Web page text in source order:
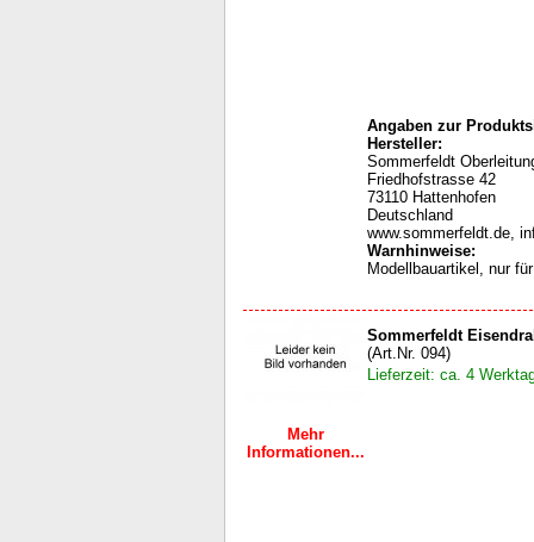
Angaben zur
Hersteller:
Sommerfeldt
Friedhofstrasse 42
73110 Hattenhofen
Deutschland
www.sommerfeldt.de,
Warnhinweise:
Modellbauartikel, nur
Mehr
Informationen...
Sommerfeldt
(Art.Nr. 094)
Lieferzeit: ca. 4